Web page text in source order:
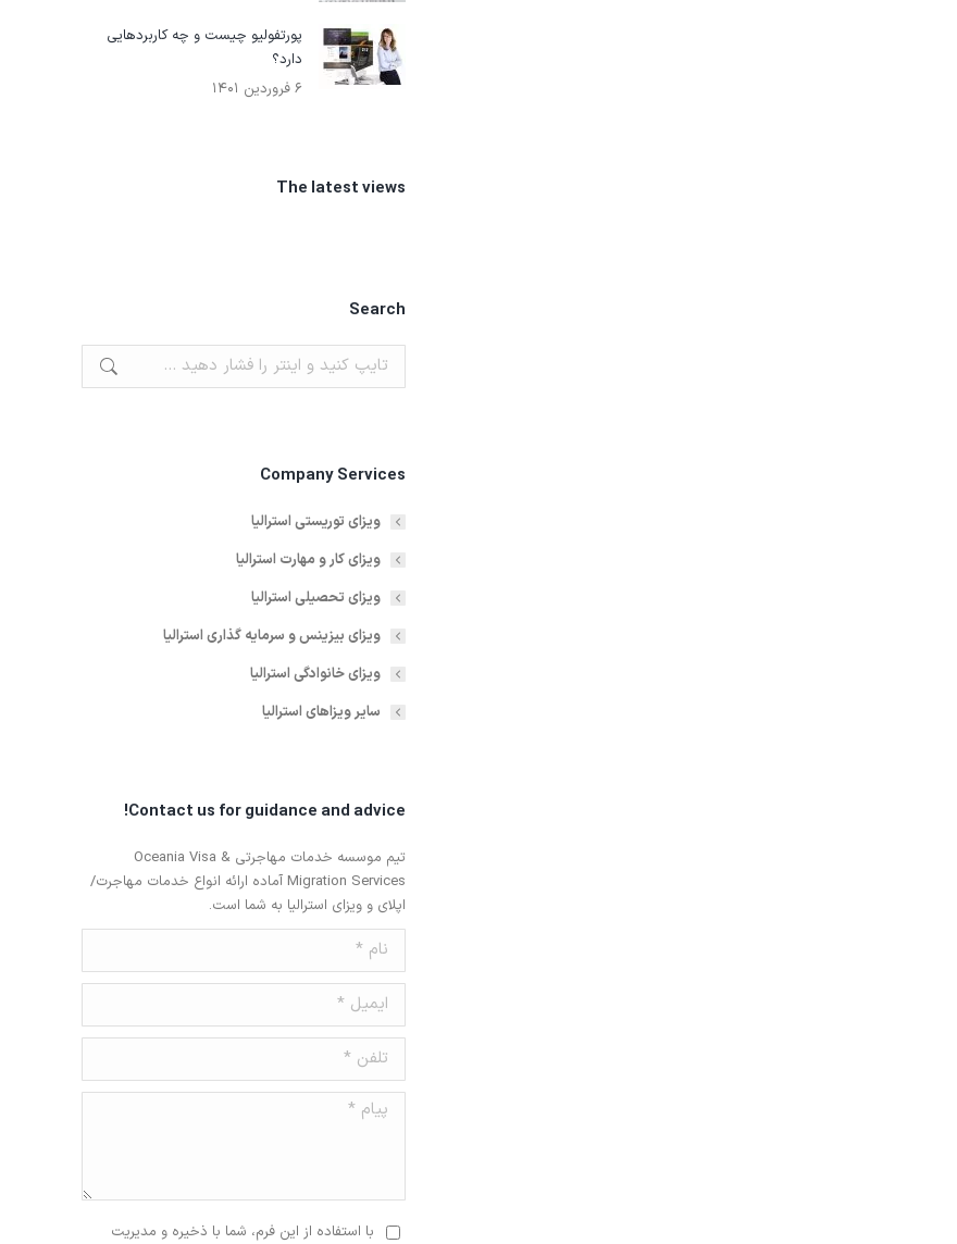
پورتفوليو چیست و چه کاربردهایی
دارد؟
۶ فروردین ۱۴۰۱
The latest views
Search
جستجو:
Company Services
ویزای توریستی استرالیا
ویزای کار و مهارت استرالیا
ویزای تحصیلی استرالیا
ویزای بیزینس و سرمایه گذاری استرالیا
ویزای خانوادگی استرالیا
سایر ویزاهای استرالیا
Contact us for guidance and advice!
تیم موسسه خدمات مهاجرتی Oceania Visa &
Migration Services آماده ارائه انواع خدمات مهاجرت/
اپلای و ویزای استرالیا به شما است.
نام *
ایمیل *
تلفن *
پیام *
با استفاده از این فرم، شما با ذخیره و مدیریت